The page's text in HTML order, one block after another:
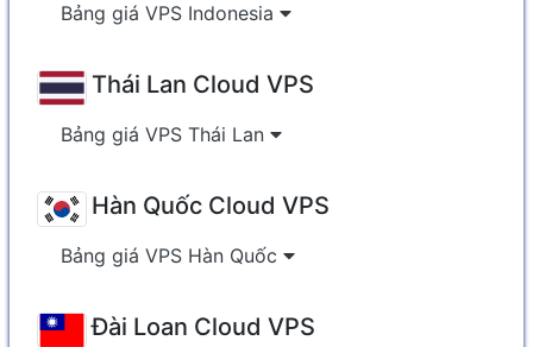
Bảng giá VPS Indonesia
Thái Lan Cloud VPS
Bảng giá VPS Thái Lan
Hàn Quốc Cloud VPS
Bảng giá VPS Hàn Quốc
Đài Loan Cloud VPS